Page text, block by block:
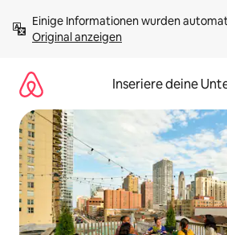
Inhalten
springenOriginal anzeigen
Inseriere deine